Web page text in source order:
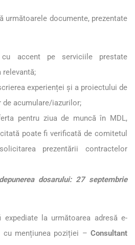
următoarele documente, prezentate
cu accent pe serviciile prestate
relevantă;
experienței și a proiectului de
acumulare/iazurilor;
pentru ziua de muncă în MDL,
poate fi verificată de comitetul
prezentării contractelor
dosarului: 27 septembrie
expediate la următoarea adresă e-
cu mențiunea poziției –Consultant